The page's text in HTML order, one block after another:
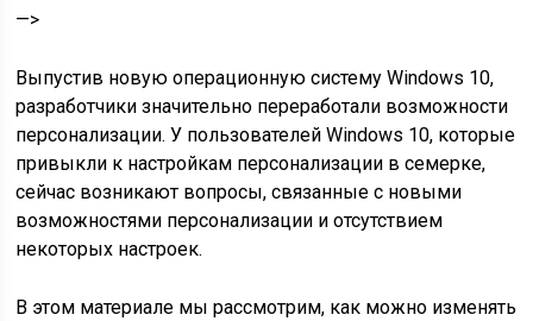
—>
Выпустив новую операционную систему Windows 10,
разработчики значительно переработали возможности
персонализации. У пользователей Windows 10, которые
привыкли к настройкам персонализации в семерке,
сейчас возникают вопросы, связанные с новыми
возможностями персонализации и отсутствием
некоторых настроек.
В этом материале мы рассмотрим, как можно изменять